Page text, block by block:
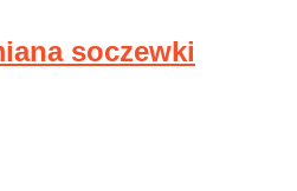
soczewki